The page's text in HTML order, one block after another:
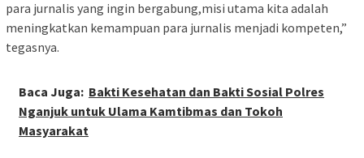
para jurnalis yang ingin bergabung,misi utama kita adalah
meningkatkan kemampuan para jurnalis menjadi kompeten,”
tegasnya.
Baca Juga: Bakti Kesehatan dan Bakti Sosial Polres
Nganjuk untuk Ulama Kamtibmas dan Tokoh
Masyarakat